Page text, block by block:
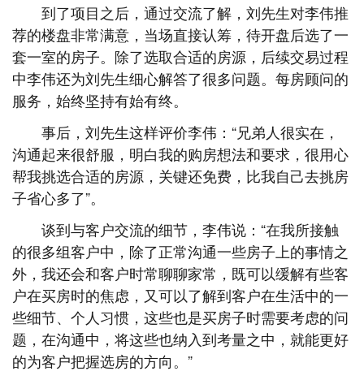
到了项目之后，通过交流了解，刘先生对李伟推
荐的楼盘非常满意，当场直接认筹，待开盘后选了一
套一室的房子。除了选取合适的房源，后续交易过程
中李伟还为刘先生细心解答了很多问题。每房顾问的
服务，始终坚持有始有终。
事后，刘先生这样评价李伟：“兄弟人很实在，
沟通起来很舒服，明白我的购房想法和要求，很用心
帮我挑选合适的房源，关键还免费，比我自己去挑房
子省心多了”。
谈到与客户交流的细节，李伟说：“在我所接触
的很多组客户中，除了正常沟通一些房子上的事情之
外，我还会和客户时常聊聊家常，既可以缓解有些客
户在买房时的焦虑，又可以了解到客户在生活中的一
些细节、个人习惯，这些也是买房子时需要考虑的问
题，在沟通中，将这些也纳入到考量之中，就能更好
的为客户把握选房的方向。”